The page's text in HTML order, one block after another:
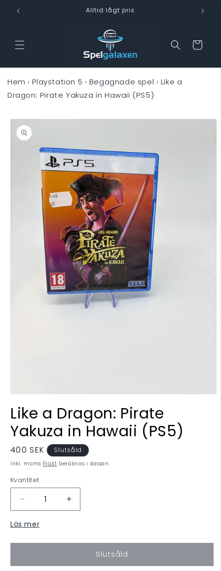
vidare
till
Snabb leverans
Varukorg
Hem › Playstation 5 › Begagnade spel › Like a
Dragon: Pirate Yakuza in Hawaii (PS5)
vidare till
modalfönster
Like a Dragon: Pirate
Yakuza in Hawaii (PS5)
Ordinarie
pris
400 SEK Slutsåld
Inkl. moms Frakt beräknas i kassan.
Kvantitet
Minska
kvantitet
för
a
Pirate
Öka
kvantitet
a
Dragon:
Pirate
Läs mer
Slutsåld